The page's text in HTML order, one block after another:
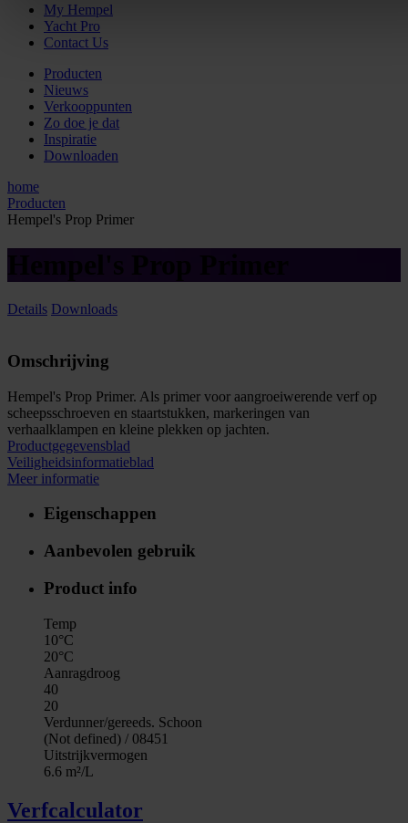
My Hempel
Yacht Pro
Contact Us
Producten
Nieuws
Verkooppunten
Zo doe je dat
Inspiratie
Downloaden
home
Producten
Hempel's Prop Primer
Details Downloads
Omschrijving
Hempel's Prop Primer. Als primer voor aangroeiwerende verf op
scheepsschroeven en staartstukken, markeringen van
verhaalklampen en kleine plekken op jachten.
Productgegevensblad
Veiligheidsinformatieblad
Meer informatie
Eigenschappen
Aanbevolen gebruik
Product info
Temp
10°C
20°C
Aanragdroog
40
20
Verdunner/gereeds. Schoon
(Not defined) / 08451
Uitstrijkvermogen
6.6 m²/L
Verfcalculator